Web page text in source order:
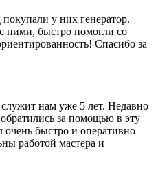
у них генератор.
ними, быстро помогли со
Спасибо за
нам уже 5 лет. Недавно
за помощью в эту
быстро и оперативно
работой мастера и